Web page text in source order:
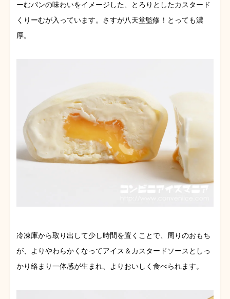
ーむパンの味わいをイメージした、とろりとしたカスタード
くりーむが入っています。さすが八天堂監修！とっても濃
厚。
冷凍庫から取り出して少し時間を置くことで、周りのおもち
が、よりやわらかくなってアイス＆カスタードソースとしっ
かり絡まり一体感が生まれ、よりおいしく食べられます。